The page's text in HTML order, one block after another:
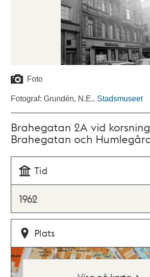
Foto
Fotograf: Grundén, N.E.. Stadsmuseet
Brahegatan 2A vid
Brahegatan och
Tid
1962
Plats